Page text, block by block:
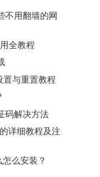
不用翻墙的网
全教程
置与重置教程
码解决方法
详细教程及注
么安装？